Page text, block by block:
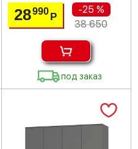
28990 Р
-25 %
38 650
под заказ